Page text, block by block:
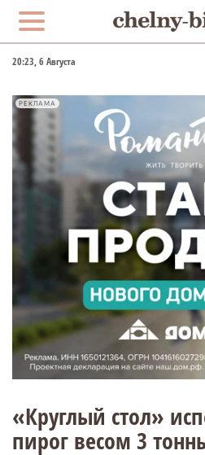
20:23, 6 Августа
РЕКЛАМА
«Круглый стол»
пирог весом 3